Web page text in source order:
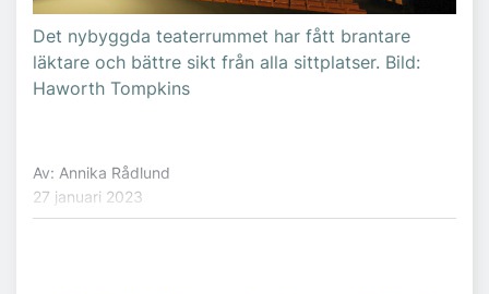
Det nybyggda teaterrummet har fått brantare
läktare och bättre sikt från alla sittplatser. Bild:
Haworth Tompkins
Av: Annika Rådlund
27 januari 2023